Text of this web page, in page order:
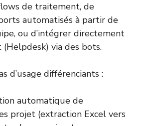
de traitement, de
automatisés à partir de
ou d’intégrer directement
via des bots.
d’usage différenciants :
automatique de
projet (extraction Excel vers